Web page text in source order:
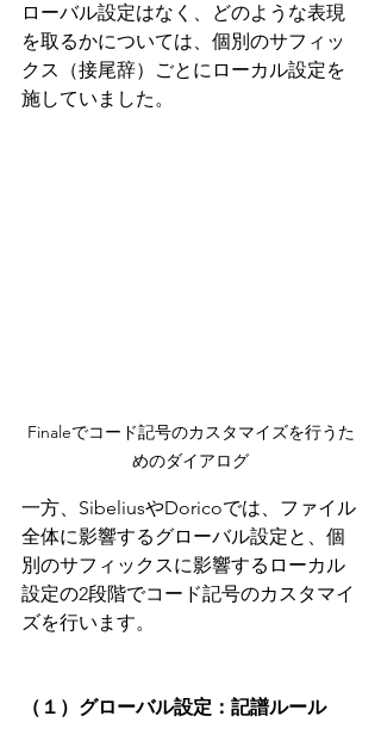
ローバル設定はなく、どのような表現
を取るかについては、個別のサフィッ
クス（接尾辞）ごとにローカル設定を
施していました。
Finaleでコード記号のカスタマイズを行うた
めのダイアログ
一方、SibeliusやDoricoでは、ファイル
全体に影響するグローバル設定と、個
別のサフィックスに影響するローカル
設定の2段階でコード記号のカスタマイ
ズを行います。
（１）グローバル設定：記譜ルール